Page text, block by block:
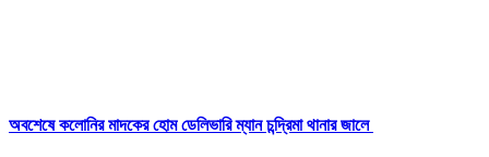
অবশেষে কলোনির মাদকের হোম ডেলিভারি ম্যান চন্দ্রিমা থানার জালে